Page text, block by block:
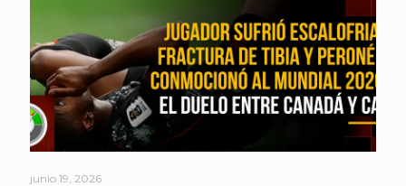
junio 19, 2026